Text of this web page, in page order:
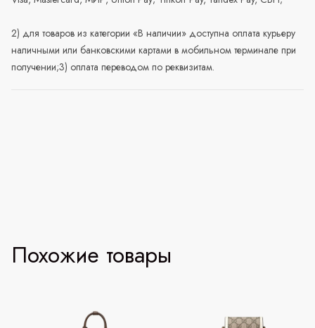
2) для товаров из категории «В наличии» доступна оплата курьеру
наличными или банковскими картами в мобильном терминале при
получении;3) оплата переводом по реквизитам.
Похожие товары